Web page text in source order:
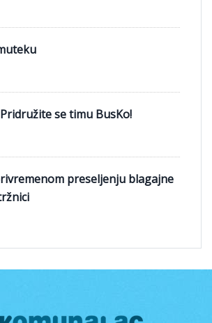
se timu BusKo!
preseljenju blagajne